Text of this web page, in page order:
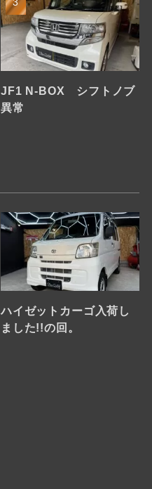
JF1 N-BOX シフトノブ
異常
ハイゼットカーゴ入荷し
ました!!の回。